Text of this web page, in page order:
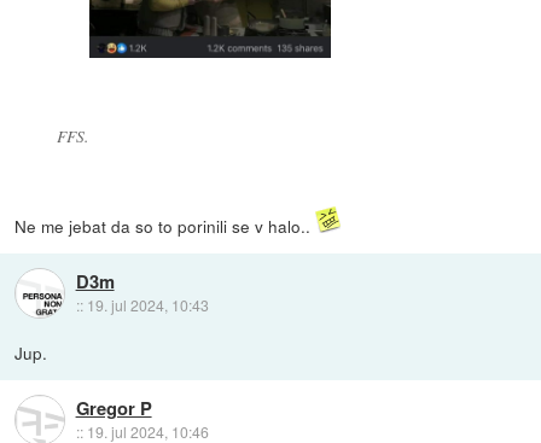
FFS.
Ne me jebat da so to porinili se v halo..
D3m
:: 19. jul 2024, 10:43
Jup.
Gregor P
:: 19. jul 2024, 10:46